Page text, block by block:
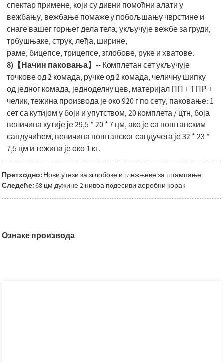
спектар примене, који су дивни помоћни алати у
вежбању, вежбање помаже у побољшању чврстине и
снаге вашег горњег дела тела, укључује вежбе за груди,
трбушњаке, струк, леђа, ширине,
раме, бицепсе, трицепсе, зглобове, руке и хватове.
8)【Начин паковања】-- Комплетан сет укључује
точкове од 2 комада, ручке од 2 комада, челичну шипку
од једног комада, једноделну цев, материјал ПП + ТПР +
челик, тежина производа је око 920 г по сету, паковање: 1
сет са кутијом у боји и упутством, 20 комплета / цтн, боја
величина кутије је 29,5 * 20 * 7 цм, ако је са поштанским
сандучићем, величина поштанског сандучета је 32 * 23 *
7,5 цм и тежина је око 1 кг.
Претходно: Нови утези за зглобове и глежњеве за штампање
Следеће:68 цм дужине 2 нивоа подесиви аеробни корак
Ознаке производа